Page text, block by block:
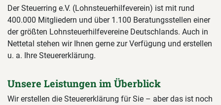
Der Steuerring e.V. (Lohnsteuerhilfeverein) ist mit rund
400.000 Mitgliedern und über 1.100 Beratungsstellen einer
der größten Lohnsteuerhilfevereine Deutschlands. Auch in
Nettetal stehen wir Ihnen gerne zur Verfügung und erstellen
u. a. Ihre Steuererklärung.
Unsere Leistungen im Überblick
Wir erstellen die Steuererklärung für Sie – aber das ist noch